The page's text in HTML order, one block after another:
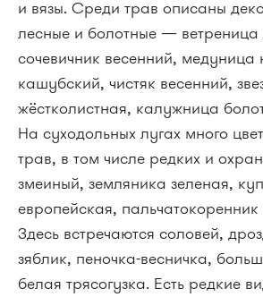
и вязы. Среди трав описаны
лесные и болотные — ветреница
сочевичник весенний, медуница
кашубский, чистяк весенний,
жёстколистная, калужница
На суходольных лугах много
трав, в том числе редких и
змеиный, земляника зеленая,
европейская,
Здесь встречаются соловей,
зяблик, пеночка-весничка,
белая трясогузка. Есть редкие